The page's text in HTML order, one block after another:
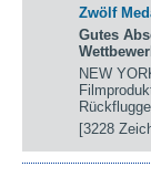
Zwölf
Gutes
NEW
[3228